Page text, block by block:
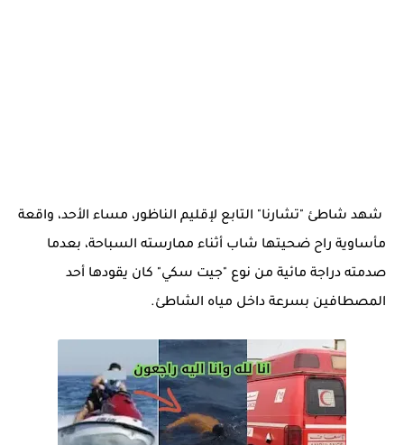
شهد شاطئ "تشارنا" التابع لإقليم الناظور، مساء الأحد، واقعة
مأساوية راح ضحيتها شاب أثناء ممارسته السباحة، بعدما
صدمته دراجة مائية من نوع "جيت سكي" كان يقودها أحد
المصطافين بسرعة داخل مياه الشاطئ.